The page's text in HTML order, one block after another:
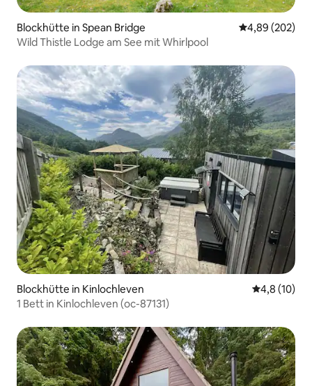
Blockhütte in Spean Bridge
4,89 (202)
Wild Thistle Lodge am See mit Whirlpool
Blockhütte in Kinlochleven
4,8 (10)
1 Bett in Kinlochleven (oc-87131)